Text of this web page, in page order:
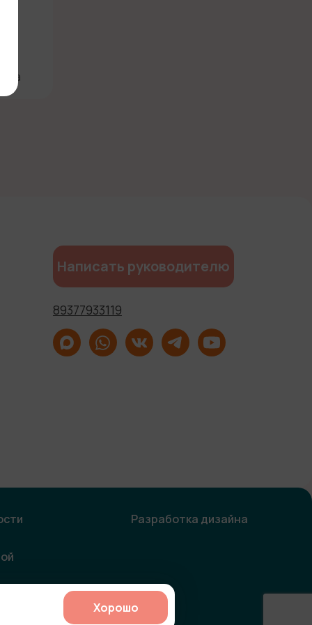
Да
Написать руководителю
89377933119
Разработка дизайна
Хорошо